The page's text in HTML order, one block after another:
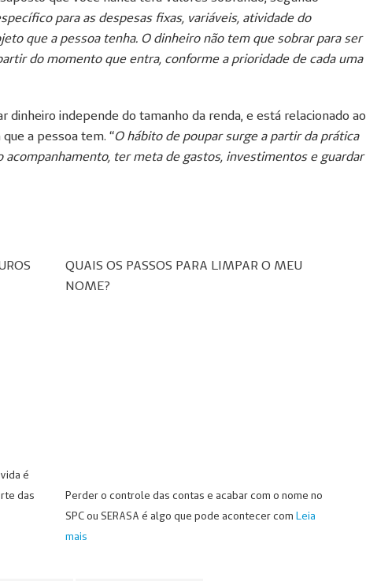
para as despesas fixas, variáveis, atividade do
que a pessoa tenha. O dinheiro não tem que sobrar para ser
do momento que entra, conforme a prioridade de cada uma
dinheiro independe do tamanho da renda, e está relacionado ao
a pessoa tem. “O hábito de poupar surge a partir da prática
ter meta de gastos, investimentos e guardar
é
das
QUAIS OS PASSOS PARA LIMPAR O MEU
NOME?
Perder o controle das contas e acabar com o nome no
SPC ou SERASA é algo que pode acontecer com Leia
mais